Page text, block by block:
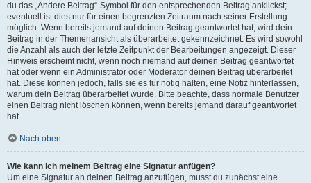
du das „Ändere Beitrag“-Symbol für den entsprechenden Beitrag anklickst;
eventuell ist dies nur für einen begrenzten Zeitraum nach seiner Erstellung
möglich. Wenn bereits jemand auf deinen Beitrag geantwortet hat, wird dein
Beitrag in der Themenansicht als überarbeitet gekennzeichnet. Es wird sowohl
die Anzahl als auch der letzte Zeitpunkt der Bearbeitungen angezeigt. Dieser
Hinweis erscheint nicht, wenn noch niemand auf deinen Beitrag geantwortet
hat oder wenn ein Administrator oder Moderator deinen Beitrag überarbeitet
hat. Diese können jedoch, falls sie es für nötig halten, eine Notiz hinterlassen,
warum dein Beitrag überarbeitet wurde. Bitte beachte, dass normale Benutzer
einen Beitrag nicht löschen können, wenn bereits jemand darauf geantwortet
hat.
Nach oben
Wie kann ich meinem Beitrag eine Signatur anfügen?
Um eine Signatur an deinen Beitrag anzufügen, musst du zunächst eine